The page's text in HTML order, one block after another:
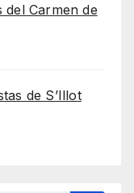
del Carmen de
de S’Illot